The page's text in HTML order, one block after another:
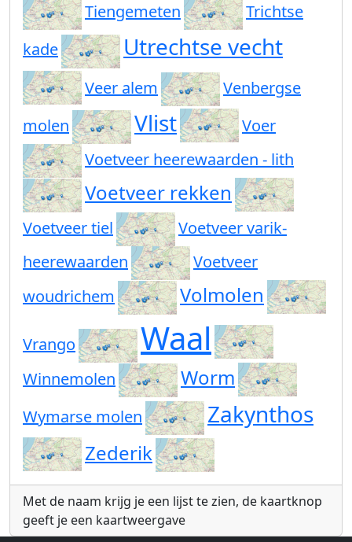
Tiengemeten
Trichtse
kade
Utrechtse vecht
Veer alem
Venbergse
molen
Vlist
Voer
Voetveer heerewaarden - lith
Voetveer rekken
Voetveer tiel
Voetveer varik-
heerewaarden
Voetveer
woudrichem
Volmolen
Vrango Waal
Winnemolen Worm
Wymarse molen Zakynthos
Zederik
Met de naam krijg je een lijst te zien, de kaartknop
geeft je een kaartweergave